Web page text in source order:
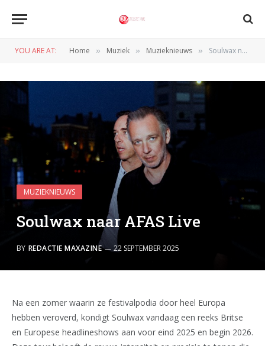
YOU ARE AT: Home » Muziek » Muzieknieuws » Soulwax naar AFAS Live
MUZIEKNIEUWS
Soulwax naar AFAS Live
BY REDACTIE MAXAZINE 22 SEPTEMBER 2025
Na een zomer waarin ze festivalpodia door heel Europa
hebben veroverd, kondigt Soulwax vandaag een reeks Britse
en Europese headlineshows aan voor eind 2025 en begin 2026.